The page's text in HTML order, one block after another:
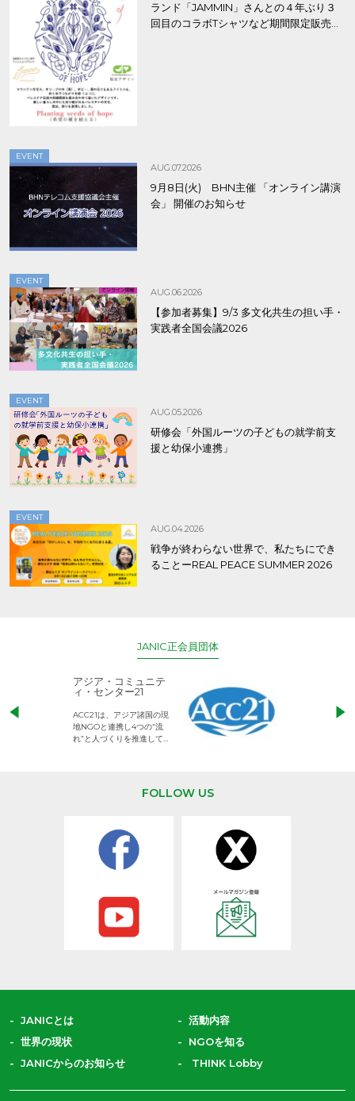
ランド「JAMMIN」さんとの４年ぶり３
回目のコラボTシャツなど期間限定販売、
EVENT
AUG.07.2026
9月8日(火) BHN主催 「オンライン講演
会」 開催のお知らせ
EVENT
AUG.06.2026
【参加者募集】9/3 多文化共生の担い手・
実践者全国会議2026
EVENT
AUG.05.2026
研修会「外国ルーツの子どもの就学前支
援と幼保小連携」
EVENT
AUG.04.2026
戦争が終わらない世界で、私たちにでき
ることーREAL PEACE SUMMER 2026
JANIC正会員団体
アジア・コミュニテ
ィ・センター21
ACC21は、アジア諸国の現
地NGOと連携し4つの“流
れ”と人づくりを推進してい
児童労働のない
権利が守られた
FOLLOW US
JANICとは
活動内容
世界の現状
NGOを知る
JANICからのお知らせ
THINK Lobby